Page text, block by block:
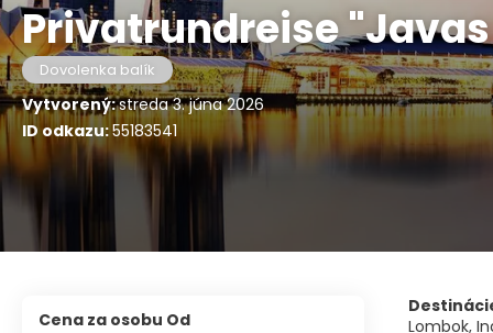
Privatrundreise
Dovolenka balík
Vytvorený:streda 3. júna 2026
ID odkazu:55183541
Lombok,
Cena za osobu Od